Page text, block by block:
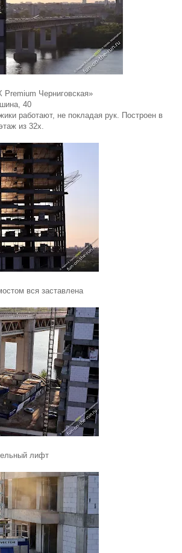
Черниговская»
40
работают, не покладая рук. Построен в
из 32х.
вся заставлена
лифт